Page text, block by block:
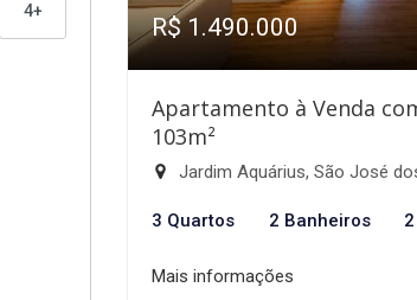
4+
R$ 1.490.000
Apartamento à Venda
103m²
Jardim Aquárius, São José
3 Quartos 2 Banheiros
Mais informações